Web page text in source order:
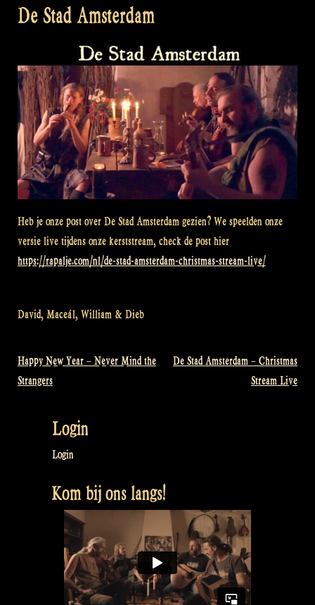
De Stad Amsterdam
Heb je onze post over De Stad Amsterdam gezien? We speelden onze
versie live tijdens onze kerststream, check de post hier
https://rapalje.com/nl/de-stad-amsterdam-christmas-stream-live/
David, Maceál, William & Dieb
Bericht
Happy New Year – Never Mind the
Strangers
De Stad Amsterdam – Christmas
Stream Live
Login
Login
Kom bij ons langs!